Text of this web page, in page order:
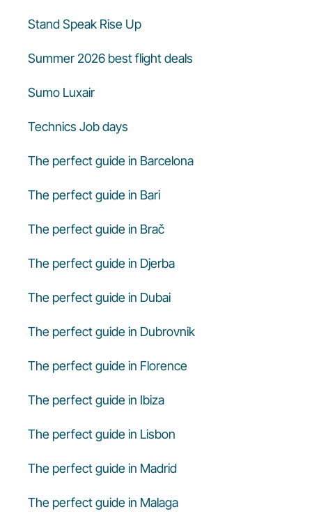
Stand Speak Rise Up
Summer 2026 best flight deals
Sumo Luxair
Technics Job days
The perfect guide in Barcelona
The perfect guide in Bari
The perfect guide in Brač
The perfect guide in Djerba
The perfect guide in Dubai
The perfect guide in Dubrovnik
The perfect guide in Florence
The perfect guide in Ibiza
The perfect guide in Lisbon
The perfect guide in Madrid
The perfect guide in Malaga